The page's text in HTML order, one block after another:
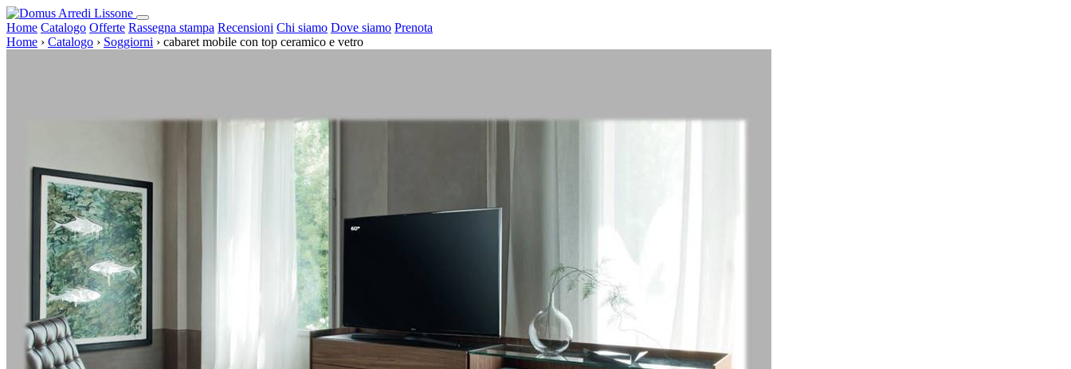
Home Catalogo Offerte Rassegna stampa Recensioni Chi siamo Dove siamo Prenota
Home › Catalogo › Soggiorni › cabaret mobile con top ceramico e vetro